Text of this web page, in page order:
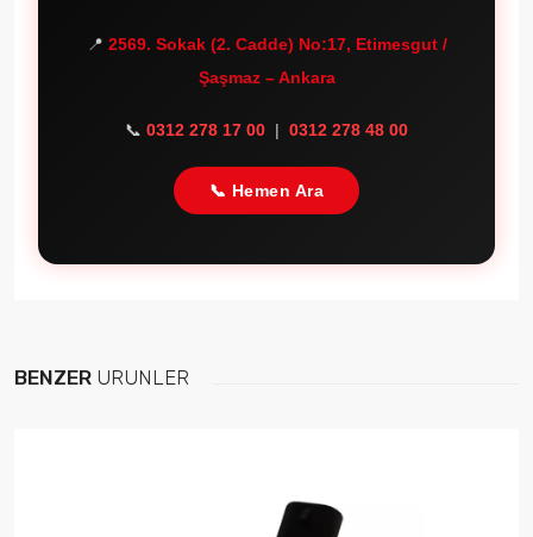
📍 2569. Sokak (2. Cadde) No:17, Etimesgut /
Şaşmaz – Ankara
📞 0312 278 17 00 | 0312 278 48 00
📞 Hemen Ara
BENZER ÜRÜNLER